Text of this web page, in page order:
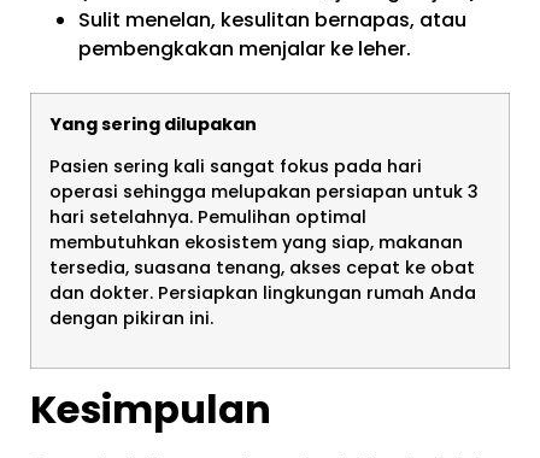
Sulit menelan, kesulitan bernapas, atau
pembengkakan menjalar ke leher.
Yang sering dilupakan
Pasien sering kali sangat fokus pada hari
operasi sehingga melupakan persiapan untuk 3
hari setelahnya. Pemulihan optimal
membutuhkan ekosistem yang siap, makanan
tersedia, suasana tenang, akses cepat ke obat
dan dokter. Persiapkan lingkungan rumah Anda
dengan pikiran ini.
Kesimpulan